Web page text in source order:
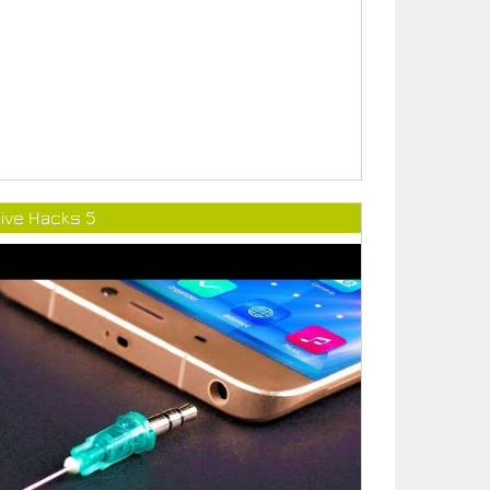
Hacks 5